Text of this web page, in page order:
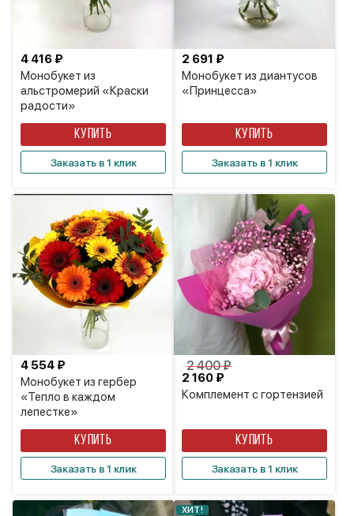
Монобукет из
альстромерий «Краски
радости»
4 416 ₽
КУПИТЬ
Заказать в 1 клик
Монобукет из диантусов
«Принцесса»
2 691 ₽
КУПИТЬ
Заказать в 1 клик
Монобукет из гербер
«Тепло в каждом
лепестке»
4 554 ₽
КУПИТЬ
Заказать в 1 клик
Комплемент с гортензией
2 160 ₽
2 400 ₽
КУПИТЬ
Заказать в 1 клик
ХИТ!